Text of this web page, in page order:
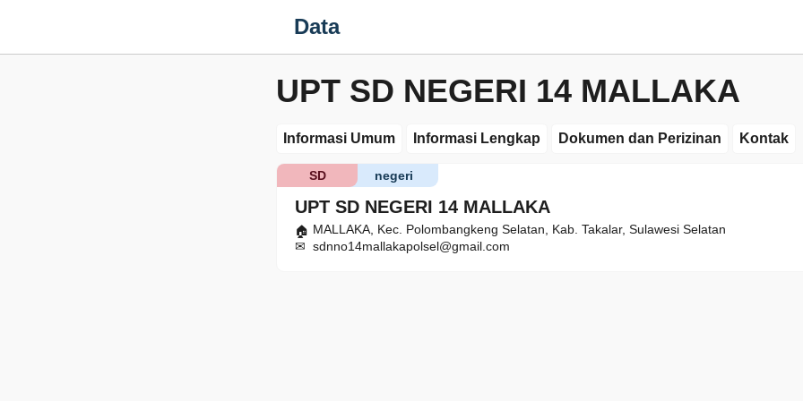
Data
UPT SD NEGERI 14 MALLAKA
Informasi Umum Informasi Lengkap Dokumen dan Perizinan Kontak
UPT SD NEGERI 14 MALLAKA
negeri
SD
MALLAKA, Kec. Polombangkeng Selatan, Kab. Takalar, Sulawesi Selatan
sdnno14mallakapolsel@gmail.com